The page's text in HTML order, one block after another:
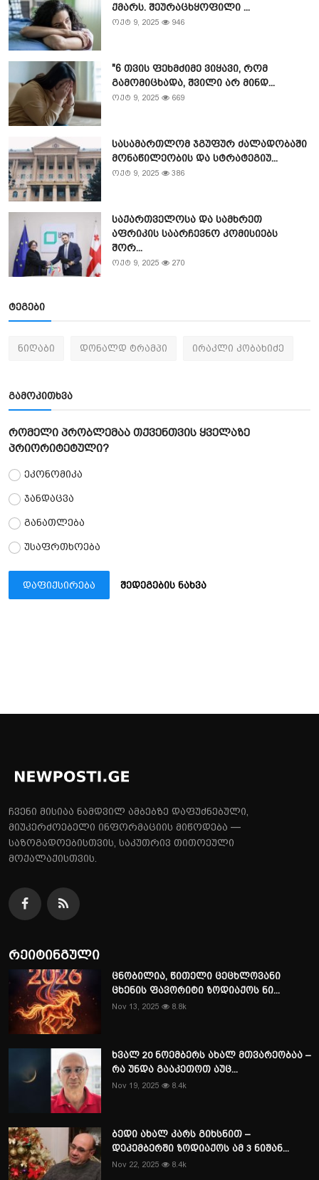
ქმარს. შეურაცხყოფილი ...
ოქტ 9, 2025 946
"6 თვის ფეხმძიმე ვიყავი, რომ
გამომიცხადა, შვილი არ მინდ...
ოქტ 9, 2025 669
სასამართლომ ჯგუფურ ძალადობაში
მონაწილეობის და სტრატეგიუ...
ოქტ 9, 2025 386
საქართველოსა და სამხრეთ
აფრიკის საარჩევნო კომისიებს
შორ...
ოქტ 9, 2025 270
ტეგები
ნიღაბი დონალდ ტრამპი ირაკლი კობახიძე
გამოკითხვა
რომელი პრობლემაა თქვენთვის ყველაზე
პრიორიტეტული?
ეკონომიკა
ჯანდაცვა
განათლება
უსაფრთხოება
დაფიქსირება შედეგების ნახვა
ჩვენი მისიაა ნამდვილ ამბებზე დაფუძნებული,
მიუკერძოებელი ინფორმაციის მიწოდება —
საზოგადოებისთვის, საკუთრივ თითოეული
მოქალაქისთვის.
რეიტინგული
ცნობილია, წითელი ცეცხლოვანი
ცხენის ფავორიტი ზოდიაქოს ნი...
Nov 13, 2025 8.8k
ხვალ 20 ნოემბერს ახალ მთვარეობაა –
რა უნდა გააკეთოთ აუც...
Nov 19, 2025 8.4k
ბედი ახალ კარს გიხსნით –
დეკემბერში ზოდიაქოს ამ 3 ნიშან...
Nov 22, 2025 8.4k